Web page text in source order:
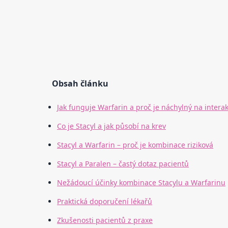
Obsah článku
Jak funguje Warfarin a proč je náchylný na
Co je Stacyl a jak působí na krev
Stacyl a Warfarin – proč je kombinace riziková
Stacyl a Paralen – častý dotaz pacientů
Nežádoucí účinky kombinace Stacylu a Warfarinu
Praktická doporučení lékařů
Zkušenosti pacientů z praxe